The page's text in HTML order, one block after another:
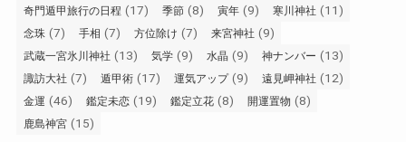
奇門遁甲旅行の日程 (17) 季節 (8) 寅年 (9) 寒川神社 (11)
念珠 (7) 手相 (7) 方位除け (7) 来宮神社 (9)
武蔵一宮氷川神社 (13) 気学 (9) 水晶 (9) 神ナンバー (13)
諏訪大社 (7) 遁甲術 (17) 運気アップ(9) 遠見岬神社 (12)
金運 (46) 鑑定未恋 (19) 鑑定立花 (8) 開運置物 (8)
鹿島神宮 (15)